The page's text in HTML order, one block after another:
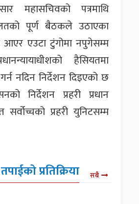
महासचिवको पत्रमाथि
पूर्ण बैठकले उठाएका
आएर एउटा टुंगोमा नपुगेसम्म
हैसियतमा
नदिन निर्देशन दिइएको छ
निर्देशन प्रहरी प्रधान
सर्वोच्चको प्रहरी युनिटसम्म
प्रतिक्रिया सबै